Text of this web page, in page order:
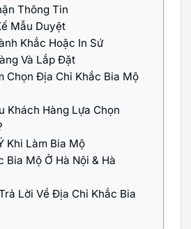
Thông Tin
Mẫu Duyệt
Khắc Hoặc In Sứ
Và Lắp Đặt
Chọn Địa Chỉ Khắc Bia Mộ
Khách Hàng Lựa Chọn
Khi Làm Bia Mộ
Bia Mộ Ở Hà Nội & Hà
Lời Về Địa Chỉ Khắc Bia